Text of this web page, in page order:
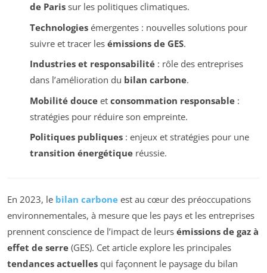
de Parissur les politiques climatiques.
Technologiesémergentes : nouvelles solutions pour
suivre et tracer les émissions de GES.
Industries et responsabilité: rôle des entreprises
dans l’amélioration du bilan carbone.
Mobilité douceet consommation responsable:
stratégies pour réduire son empreinte.
Politiques publiques: enjeux et stratégies pour une
transition énergétiqueréussie.
En 2023, le bilan carbone est au cœur des préoccupations
environnementales, à mesure que les pays et les entreprises
prennent conscience de l’impact de leurs émissions de gaz à
effet de serre (GES). Cet article explore les principales
tendances actuelles qui façonnent le paysage du bilan